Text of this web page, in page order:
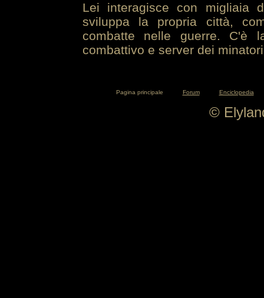
Lei interagisce con migliaia
sviluppa la propria città,
combatte nelle guerre. C'è
combattivo e server dei
Pagina principale Forum Enciclopedia
©